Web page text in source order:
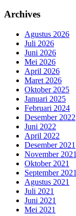
Archives
Agustus 2026
Juli 2026
Juni 2026
Mei 2026
April 2026
Maret 2026
Oktober 2025
Januari 2025
Februari 2024
Desember 2022
Juni 2022
April 2022
Desember 2021
November 2021
Oktober 2021
September 2021
Agustus 2021
Juli 2021
Juni 2021
Mei 2021